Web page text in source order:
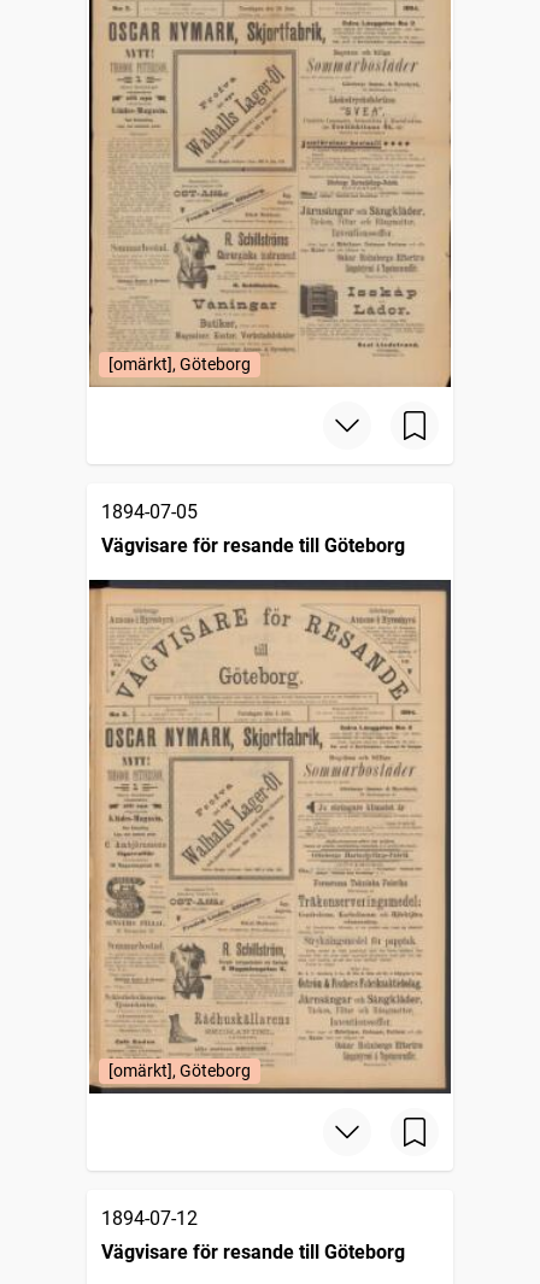
[omärkt], Göteborg
1894-07-05
Vägvisare för resande till Göteborg
[omärkt], Göteborg
1894-07-12
Vägvisare för resande till Göteborg